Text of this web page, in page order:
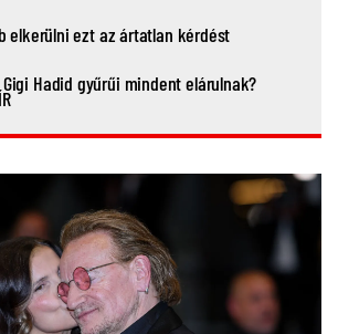
elkerülni ezt az ártatlan kérdést
Hadid gyűrűi mindent elárulnak?